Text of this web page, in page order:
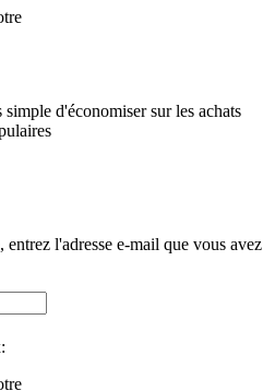
d'économiser sur les achats
entrez l'adresse e-mail que vous avez